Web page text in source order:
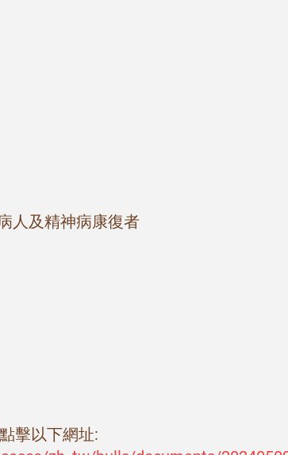
人及精神病康復者
擊以下網址: